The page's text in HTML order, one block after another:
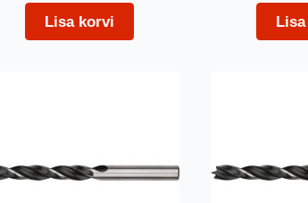
Lisa korvi